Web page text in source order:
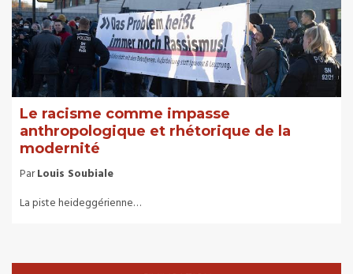
Le racisme comme impasse
anthropologique et rhétorique de la
modernité
ParLouis Soubiale
La piste heideggérienne…